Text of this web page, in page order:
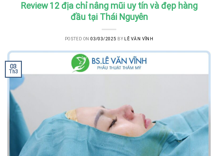
Review 12 địa chỉ nâng mũi uy tín và đẹp hàng
đầu tại Thái Nguyên
POSTED ON03/03/2025 BY LÊ VĂN VĨNH
03
Th3